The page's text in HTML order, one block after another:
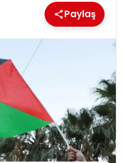
Paylaş